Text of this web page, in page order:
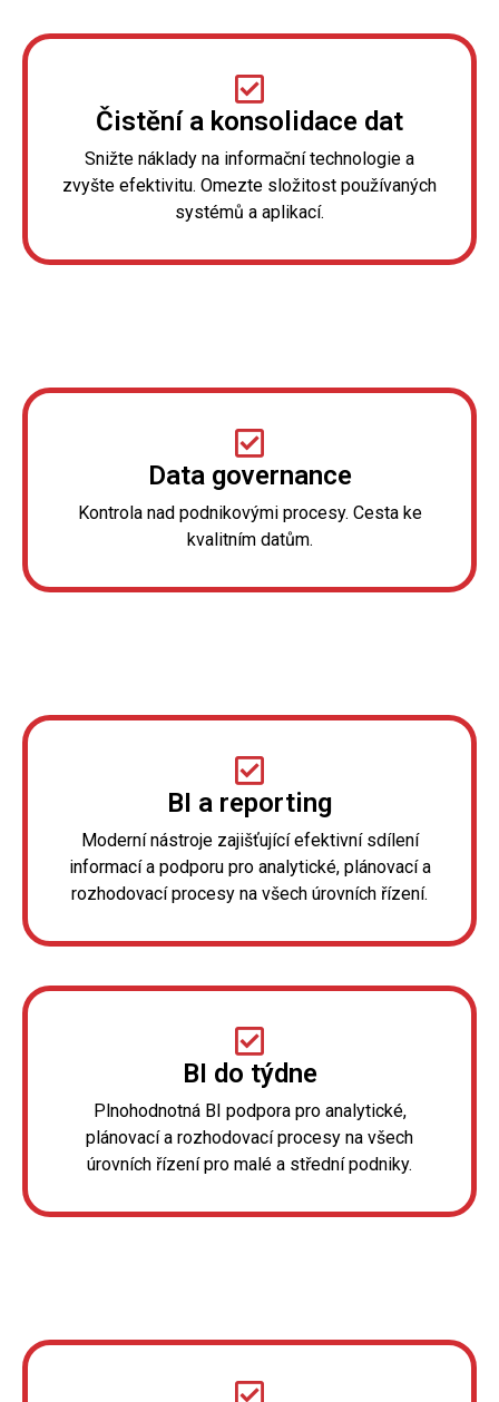
Čistění a konsolidace dat
Snižte náklady na informační technologie a
zvyšte efektivitu. Omezte složitost používaných
systémů a aplikací.
Data governance
Kontrola nad podnikovými procesy. Cesta ke
kvalitním datům.
BI a reporting
Moderní nástroje zajišťující efektivní sdílení
informací a podporu pro analytické, plánovací a
rozhodovací procesy na všech úrovních řízení.
BI do týdne
Plnohodnotná BI podpora pro analytické,
plánovací a rozhodovací procesy na všech
úrovních řízení pro malé a střední podniky.